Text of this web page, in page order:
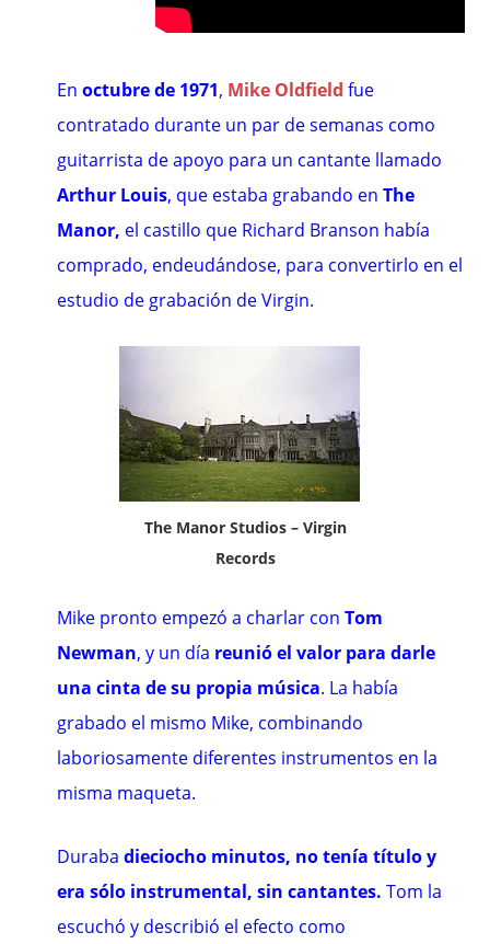
Enoctubre de 1971, Mike Oldfield fue
contratado durante un par de semanas como
guitarrista de apoyo para un cantante llamado
Arthur Louis, que estaba grabando enThe
Manor, el castillo que Richard Branson había
comprado, endeudándose, para convertirlo en el
estudio de grabación de Virgin.
The Manor Studios – Virgin
Records
Mike pronto empezó a charlar conTom
Newman, y un día reunió el valor para darle
una cinta de su propia música. La había
grabado el mismo Mike, combinando
laboriosamente diferentes instrumentos en la
misma maqueta.
Durabadieciocho minutos, no tenía título y
era sólo instrumental, sin cantantes. Tom la
escuchó y describió el efecto como